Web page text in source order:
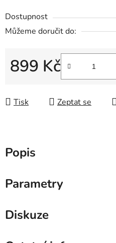
Dostupnost
Můžeme doručit do:
899 Kč
Tisk Zeptat se
Popis
Parametry
Diskuze